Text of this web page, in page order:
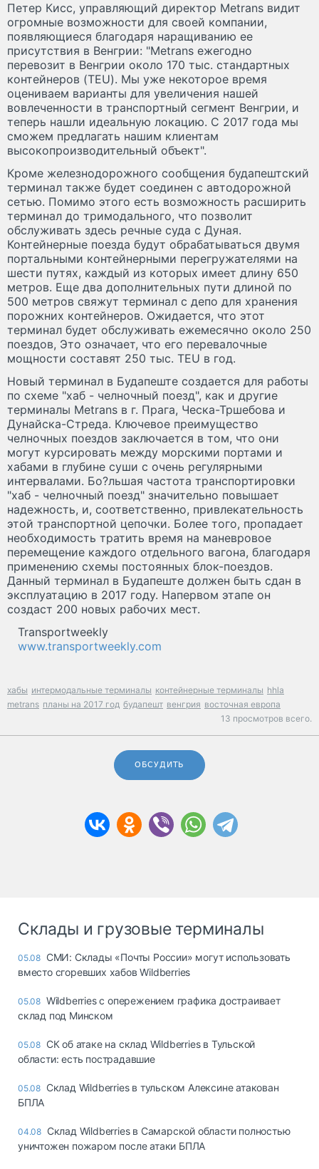
Петер Кисс, управляющий директор Metrans видит
огромные возможности для своей компании,
появляющиеся благодаря наращиванию ее
присутствия в Венгрии: "Metrans ежегодно
перевозит в Венгрии около 170 тыс. стандартных
контейнеров (TEU). Мы уже некоторое время
оцениваем варианты для увеличения нашей
вовлеченности в транспортный сегмент Венгрии, и
теперь нашли идеальную локацию. С 2017 года мы
сможем предлагать нашим клиентам
высокопроизводительный объект".
Кроме железнодорожного сообщения будапештский
терминал также будет соединен с автодорожной
сетью. Помимо этого есть возможность расширить
терминал до тримодального, что позволит
обслуживать здесь речные суда с Дуная.
Контейнерные поезда будут обрабатываться двумя
портальными контейнерными перегружателями на
шести путях, каждый из которых имеет длину 650
метров. Еще два дополнительных пути длиной по
500 метров свяжут терминал с депо для хранения
порожних контейнеров. Ожидается, что этот
терминал будет обслуживать ежемесячно около 250
поездов, Это означает, что его перевалочные
мощности составят 250 тыс. TEU в год.
Новый терминал в Будапеште создается для работы
по схеме "хаб - челночный поезд", как и другие
терминалы Metrans в г. Прага, Ческа-Тршебова и
Дунайска-Стреда. Ключевое преимущество
челночных поездов заключается в том, что они
могут курсировать между морскими портами и
хабами в глубине суши с очень регулярными
интервалами. Бо?льшая частота транспортировки
"хаб - челночный поезд" значительно повышает
надежность, и, соответственно, привлекательность
этой транспортной цепочки. Более того, пропадает
необходимость тратить время на маневровое
перемещение каждого отдельного вагона, благодаря
применению схемы постоянных блок-поездов.
Данный терминал в Будапеште должен быть сдан в
эксплуатацию в 2017 году. Напервом этапе он
создаст 200 новых рабочих мест.
Transportweekly
www.transportweekly.com
хабы интермодальные терминалы контейнерные терминалы hhla
metrans планы на 2017 год будапешт венгрия восточная европа
13 просмотров всего.
ОБСУДИТЬ
Склады и грузовые терминалы
05.08 СМИ: Склады «Почты России» могут использовать
вместо сгоревших хабов Wildberries
05.08 Wildberries с опережением графика достраивает
склад под Минском
05.08 СК об атаке на склад Wildberries в Тульской
области: есть пострадавшие
05.08 Склад Wildberries в тульском Алексине атакован
БПЛА
04.08 Склад Wildberries в Самарской области полностью
уничтожен пожаром после атаки БПЛА